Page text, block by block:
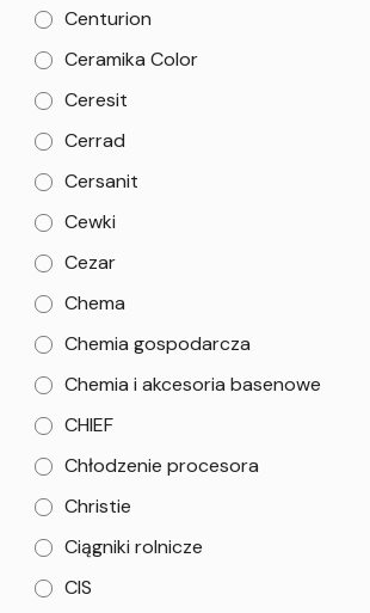
Centurion
Ceramika Color
Ceresit
Cerrad
Cersanit
Cewki
Cezar
Chema
Chemia gospodarcza
Chemia i akcesoria basenowe
CHIEF
Chłodzenie procesora
Christie
Ciągniki rolnicze
CIS